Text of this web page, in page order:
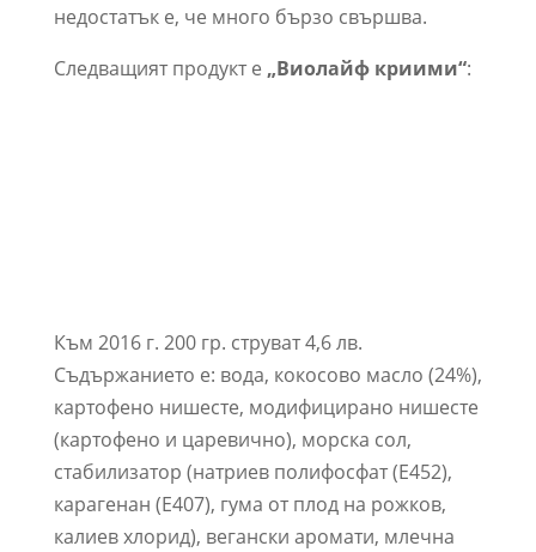
недостатък е, че много бързо свършва.
Следващият продукт е „Виолайф криими“:
Към 2016 г. 200 гр. струват 4,6 лв.
Съдържанието е: вода, кокосово масло (24%),
картофено нишесте, модифицирано нишесте
(картофено и царевично), морска сол,
стабилизатор (натриев полифосфат (Е452),
карагенан (Е407), гума от плод на рожков,
калиев хлорид), вегански аромати, млечна